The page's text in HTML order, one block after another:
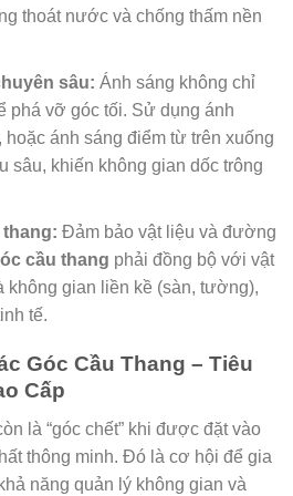
thoát nước và chống thấm nền
sâu: Ánh sáng không chỉ
phá vỡ góc tối. Sử dụng ánh
ánh sáng điểm từ trên xuống
sâu, khiến không gian dốc trông
Đảm bảo vật liệu và đường
cầu thang phải đồng bộ với vật
không gian liền kề (sàn, tường),
tế.
Góc Cầu Thang – Tiêu
Cấp
là “góc chết” khi được đặt vào
thông minh. Đó là cơ hội để gia
năng quản lý không gian và